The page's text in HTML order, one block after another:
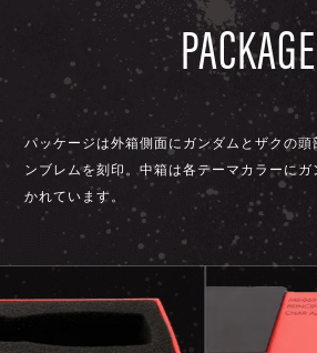
PACKAGE
パッケージは外箱側面にガンダムとザクの
ンブレムを刻印。中箱は各テーマカラーに
かれています。